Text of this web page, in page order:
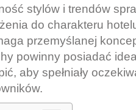
stylów i trendów
do charakteru
przemyślanej
powinny posiadać
aby spełniały